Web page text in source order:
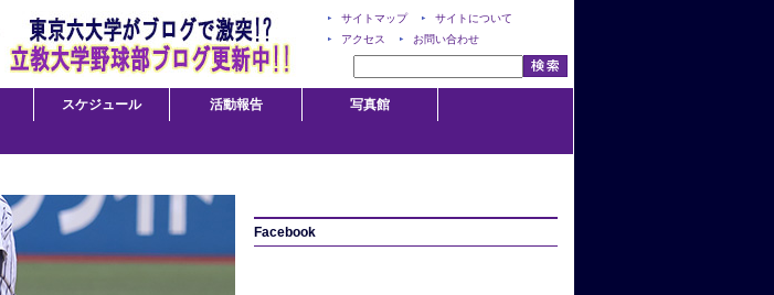
サイトマップ
サイトについて
アクセス
お問い合わせ
スケジュール 活動報告 写真館
Facebook